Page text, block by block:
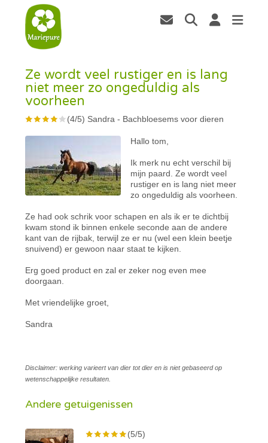
Ze wordt veel rustiger en is lang
niet meer zo ongeduldig als
voorheen
(4/5) Sandra - Bachbloesems voor dieren
Hallo tom,
Ik merk nu echt verschil bij
mijn paard. Ze wordt veel
rustiger en is lang niet meer
zo ongeduldig als voorheen.
Ze had ook schrik voor schapen en als ik er te dichtbij
kwam stond ik binnen enkele seconde aan de andere
kant van de rijbak, terwijl ze er nu (wel een klein beetje
snuivend) er gewoon naar staat te kijken.
Erg goed product en zal er zeker nog even mee
doorgaan.
Met vriendelijke groet,
Sandra
Disclaimer: werking varieert van dier tot dier en is niet gebaseerd op
wetenschappelijke resultaten.
Andere getuigenissen
(5/5)